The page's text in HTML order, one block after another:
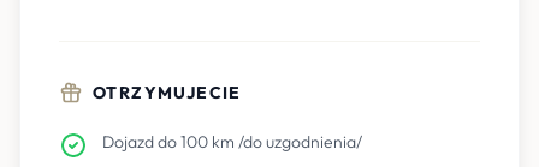
OTRZYMUJECIE
Dojazd do 100 km /do uzgodnienia/